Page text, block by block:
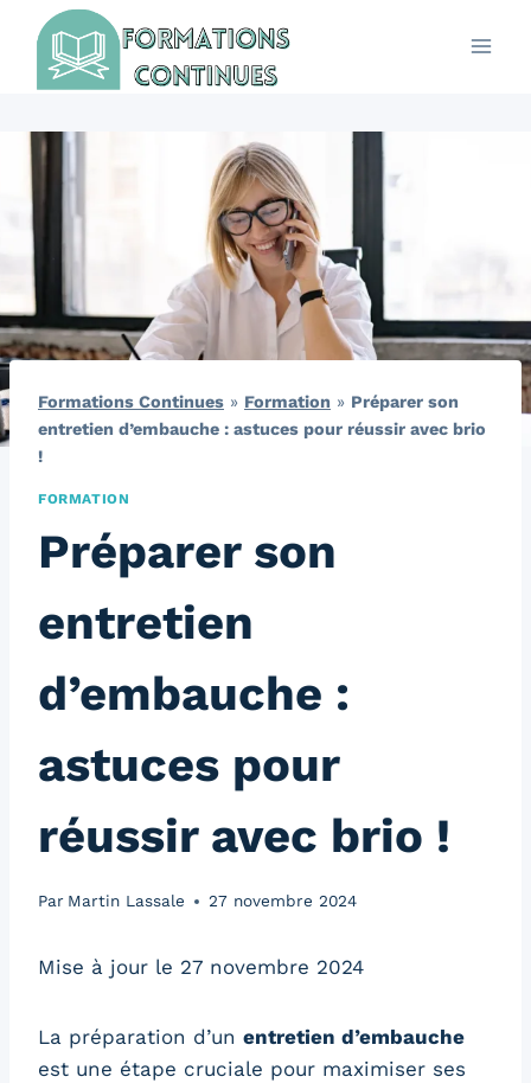
contenu
Formations Continues » Formation » Préparer son
entretien d’embauche : astuces pour réussir avec brio
!
FORMATION
Préparer son
entretien
d’embauche :
astuces pour
réussir avec brio !
Par Martin Lassale 27 novembre 2024
Mise à jour le 27 novembre 2024
La préparation d’un entretien d’embauche
est une étape cruciale pour maximiser ses